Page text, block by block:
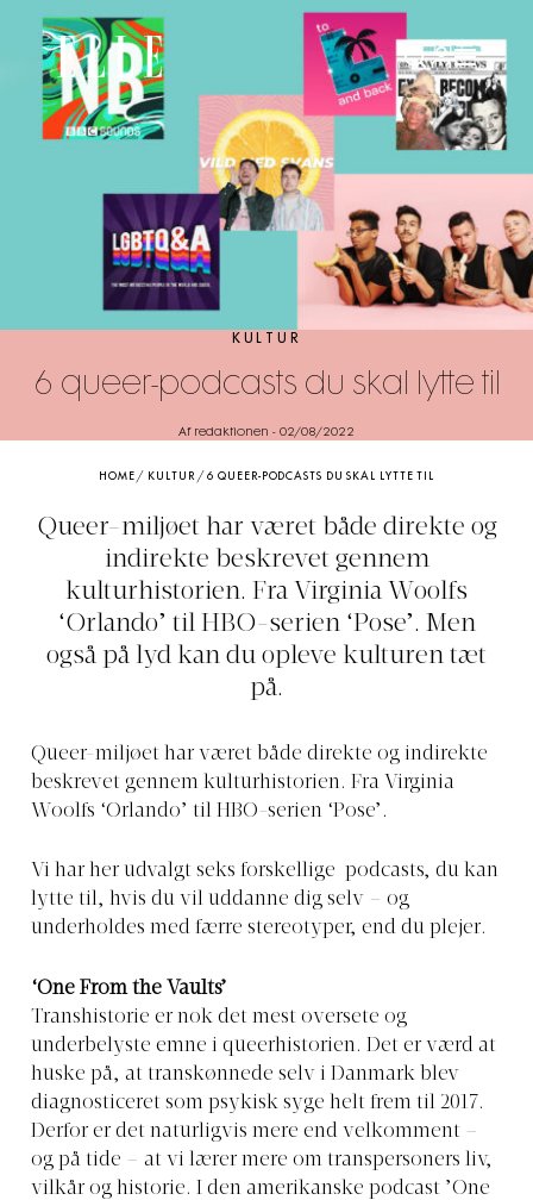
KULTUR
6 queer-podcasts du skal lytte til
Af redaktionen - 02/08/2022
HOME / KULTUR/6 QUEER-PODCASTS DU SKAL LYTTE TIL
Queer-miljøet har været både direkte og
indirekte beskrevet gennem
kulturhistorien. Fra Virginia Woolfs
‘Orlando’ til HBO-serien ‘Pose’. Men
også på lyd kan du opleve kulturen tæt
på.
Queer-miljøet har været både direkte og indirekte
beskrevet gennem kulturhistorien. Fra Virginia
Woolfs ‘Orlando’ til HBO-serien ‘Pose’.
Vi har her udvalgt seks forskellige podcasts, du kan
lytte til, hvis du vil uddanne dig selv – og
underholdes med færre stereotyper, end du plejer.
‘One From the Vaults’
Transhistorie er nok det mest oversete og
underbelyste emne i queerhistorien. Det er værd at
huske på, at transkønnede selv i Danmark blev
diagnosticeret som psykisk syge helt frem til 2017.
Derfor er det naturligvis mere end velkomment –
og på tide – at vi lærer mere om transpersoners liv,
vilkår og historie. I den amerikanske podcast ’One